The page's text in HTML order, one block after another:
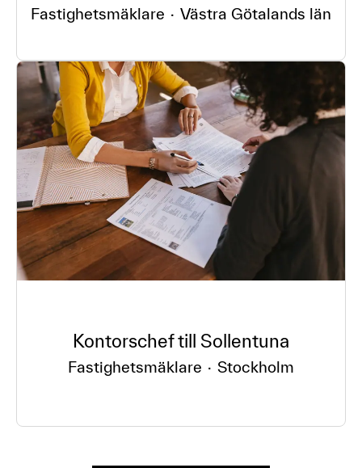
Fastighetsmäklare · Västra Götalands län
Kontorschef till Sollentuna
Fastighetsmäklare · Stockholm